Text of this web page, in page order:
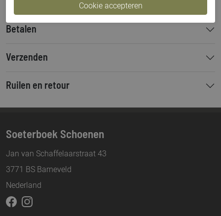
Betalen
Verzenden
Ruilen en retour
Soeterboek Schoenen
Jan van Schaffelaarstraat 43
3771 BS Barneveld
Nederland